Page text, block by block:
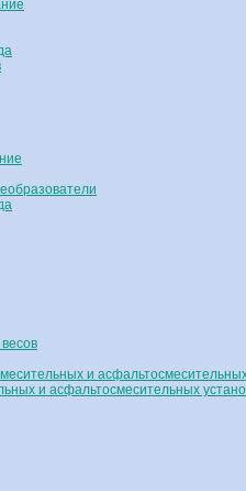
и
и асфальтосмесительных